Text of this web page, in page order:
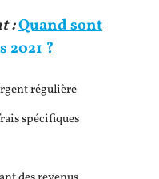
:Quand sont
2021 ?
régulière
spécifiques